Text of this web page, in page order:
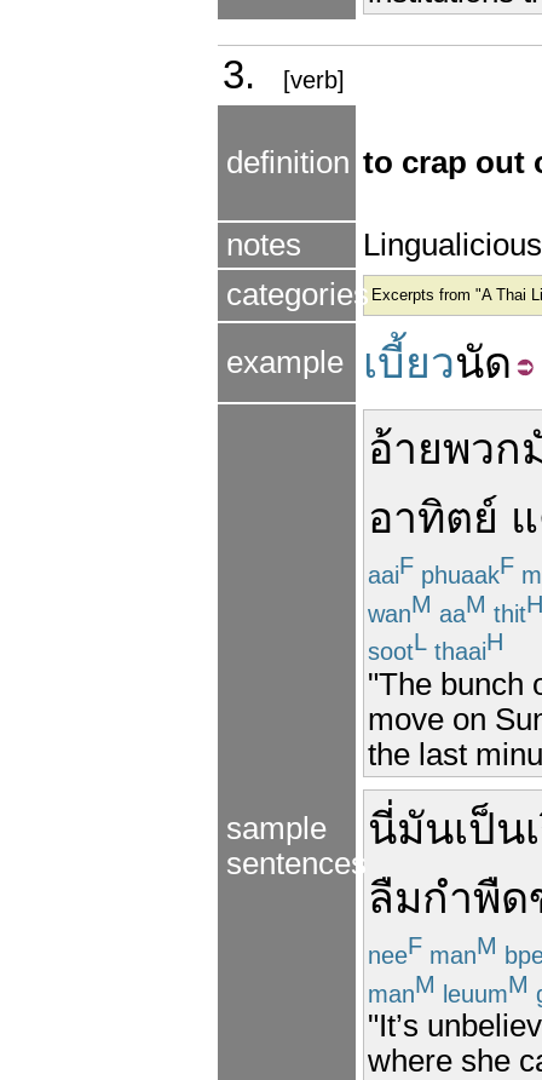
3. [verb]
definition to crap out
notes
categories Excerpts from "A Thai
example เบี้ยวนัด
sample
sentences
อ้ายพวก
อาทิตย์
aaiF phuaakF
wanM aaM thitH
sootL thaaiH
"The bunch
move on
the last
นี่มันเป็น
ลืมกำพืด
neeF manM
manM leuumM
"It’s
where she